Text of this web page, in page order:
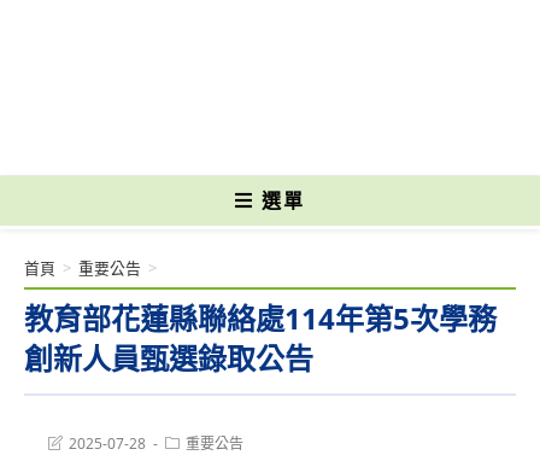
選單
教育部花蓮縣聯絡處114年第5次學務
創新人員甄選錄取公告
首頁 > 重要公告 >
Post2025-07-28
Post重要公告